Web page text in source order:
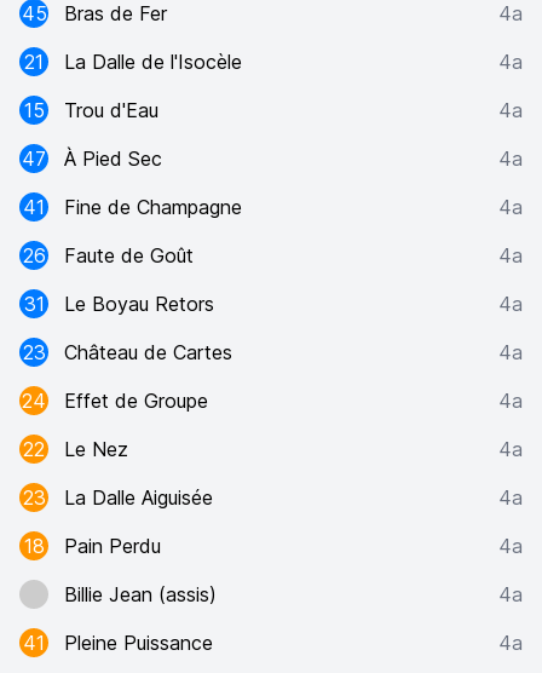
45
Bras de Fer
4a
21
La Dalle de l'Isocèle
4a
15
Trou d'Eau
4a
47
À Pied Sec
4a
41
Fine de Champagne
4a
26
Faute de Goût
4a
31
Le Boyau Retors
4a
23
Château de Cartes
4a
24
Effet de Groupe
4a
22
Le Nez
4a
23
La Dalle Aiguisée
4a
18
Pain Perdu
4a
Billie Jean (assis)
4a
41
Pleine Puissance 4a